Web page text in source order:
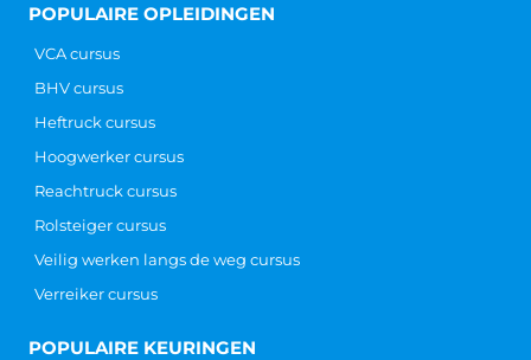
POPULAIRE OPLEIDINGEN
VCA cursus
BHV cursus
Heftruck cursus
Hoogwerker cursus
Reachtruck cursus
Rolsteiger cursus
Veilig werken langs de weg cursus
Verreiker cursus
POPULAIRE KEURINGEN